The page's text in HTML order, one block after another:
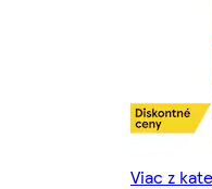
Viac z